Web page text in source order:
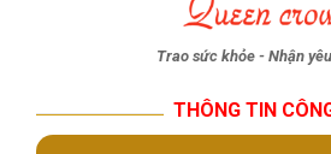
Trao sức khỏe - Nhận
THÔNG TIN